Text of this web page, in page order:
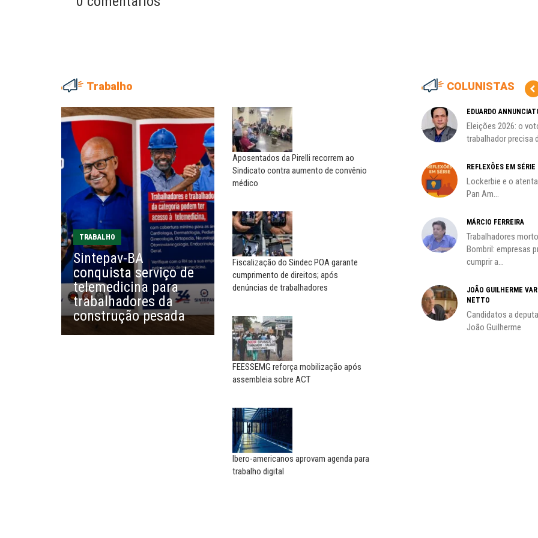
Trabalho
TRABALHO
Sintepav-BA
conquista serviço de
telemedicina para
trabalhadores da
construção pesada
Aposentados da Pirelli recorrem ao
Sindicato contra aumento de convênio
médico
Fiscalização do Sindec POA garante
cumprimento de direitos; após
denúncias de trabalhadores
FEESSEMG reforça mobilização após
assembleia sobre ACT
Ibero-americanos aprovam agenda para
trabalho digital
COLUNISTAS
NILTON NECO
Sindec: 94 anos de união e
MARIA AUXILIADORA
Agosto Lilás: todos e todas no
combate à...
EDUARDO ANNUNCIATO CHICÃO
Sem salário digno e proteção
social, não existe...
EUSÉBIO PINTO NETO
A fortaleza do sindicato
SERGIO LUIZ LEITE (SERGINHO)
Saúde mental:
responsabilidade de todos
MARCOS VERLAINE
Nem reconstruir, nem
reinventar, o sindicalismo
precisa voltar...
MIGUEL TORRES
A luta continua: agora o foco é
o...
CARLOS LOPES
O resgate do nosso Estado
Nacional; por Carlos...
A geopolítica nas eleições de
EDUARDO
Eleições 2026: o
trabalhador precisa
REFLEXÕES EM SÉRIE
Lockerbie e o
Pan Am...
MÁRCIO FERREIRA
Trabalhadores
Bombril: empresas
cumprir a...
JOÃO GUILHERME
NETTO
Candidatos a
João Guilherme